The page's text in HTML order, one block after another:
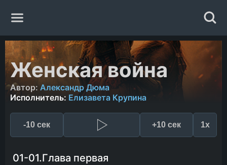
Главная
Жанры
Авторы
Исполнители
Женская война
Автор: Александр Дюма
Исполнитель: Елизавета Крупина
-10 сек +10 сек 1x
01-01.Глава первая